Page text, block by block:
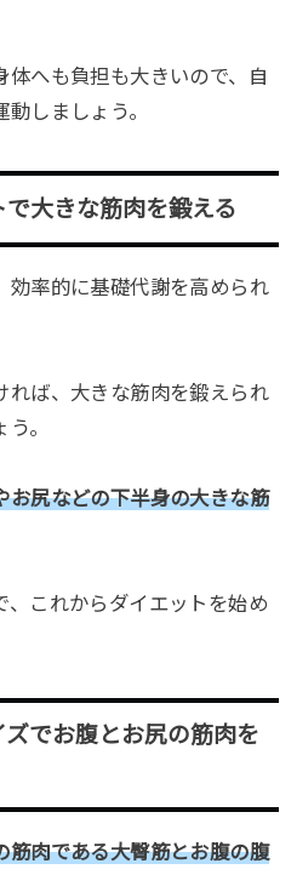
へも負担も大きいので、自
しましょう。
で大きな筋肉を鍛える
効率的に基礎代謝を高められ
れば、大きな筋肉を鍛えられ
。
お尻などの下半身の大きな筋
、これからダイエットを始め
ズでお腹とお尻の筋肉を
筋肉である大臀筋とお腹の腹